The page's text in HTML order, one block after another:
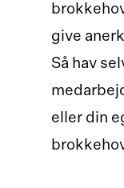
give
Så hav
eller din